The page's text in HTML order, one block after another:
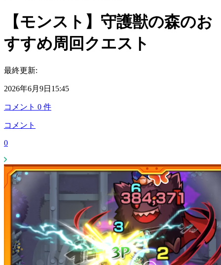
【モンスト】守護獣の森のお
すすめ周回クエスト
最終更新:
2026年6月9日15:45
コメント 0 件
コメント
0